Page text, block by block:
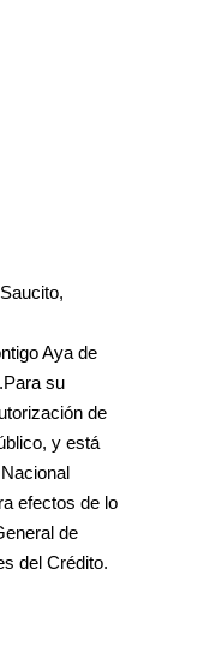
Aya de
su
de
y está
efectos de lo
de
del Crédito.